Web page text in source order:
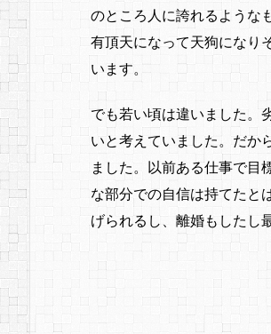
のところ人に誇れるような
有頂天になって天狗になり
います。
でも若い頃は違いました。
いと考えていました。だか
ました。以前ある仕事で目
な部分での自信は持てたと
げられるし、離婚もしたし